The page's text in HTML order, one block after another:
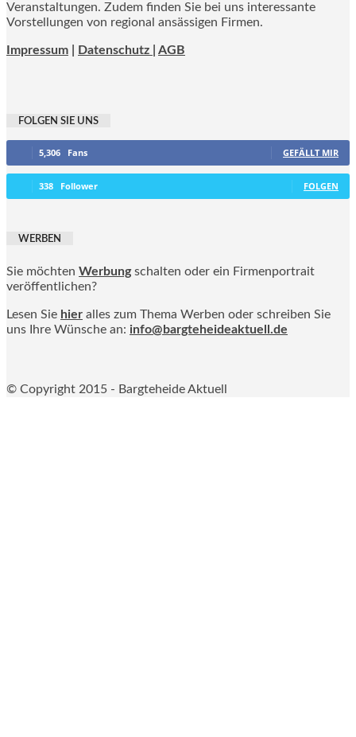
Veranstaltungen. Zudem finden Sie bei uns interessante
Vorstellungen von regional ansässigen Firmen.
Impressum Datenschutz | AGB
FOLGEN SIE UNS
5,306 Fans GEFÄLLT MIR
338 Follower FOLGEN
WERBEN
Sie möchten Werbung schalten oder ein Firmenportrait
veröffentlichen?
Lesen Sie hier alles zum Thema Werben oder schreiben Sie
uns Ihre Wünsche an: info@bargteheideaktuell.de
© Copyright 2015 - Bargteheide Aktuell